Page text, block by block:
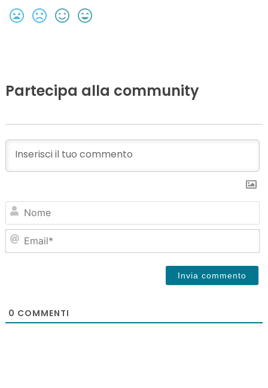
Partecipa alla community
0 COMMENTI